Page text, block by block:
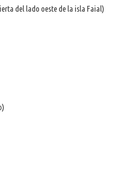
del lado oeste de la isla Faial)